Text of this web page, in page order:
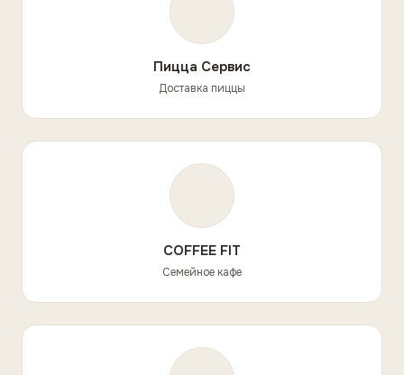
Пицца Сервис
Доставка пиццы
COFFEE FIT
Семейное кафе